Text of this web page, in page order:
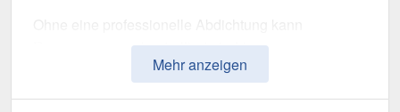
Regenwasser unkontrolliert eindringen, was
langfristig die Dachkonstruktion und Fassade
Mehr anzeigen